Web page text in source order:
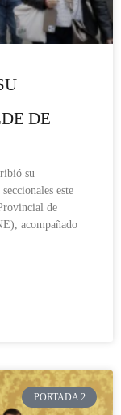
DE
su
este
de
acompañado
PORTADA 2